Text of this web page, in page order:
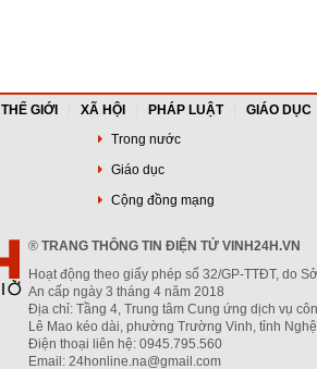
THẾ GIỚI XÃ HỘI PHÁP LUẬT GIÁO DỤC
Trong nước
Giáo dục
Cộng đồng mạng
® TRANG THÔNG TIN ĐIỆN TỬ VINH24H.VN
Hoạt động theo giấy phép số 32/GP-TTĐT, do
An cấp ngày 3 tháng 4 năm 2018
Địa chỉ: Tầng 4, Trung tâm Cung ứng dịch vụ
Lê Mao kéo dài, phường Trường Vinh, tỉnh Nghệ
Điện thoại liên hệ: 0945.795.560
Email: 24honline.na@gmail.com